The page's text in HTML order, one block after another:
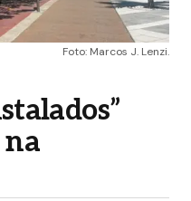
Foto: Marcos J. Lenzi.
na